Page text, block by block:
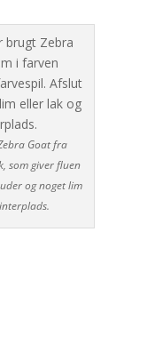
Goat fra
som giver fluen
og noget lim